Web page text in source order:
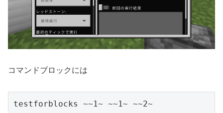
コマンドブロックには
testforblocks ~~1~ ~~1~ ~~2~